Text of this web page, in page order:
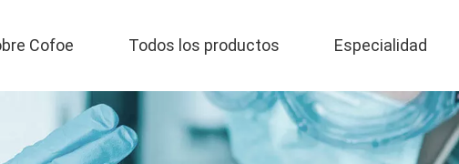
Cofoe Todos los productos Especialidad